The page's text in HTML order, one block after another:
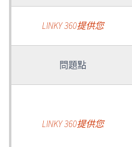
LINKY 360提供您
問題點
LINKY 360提供您